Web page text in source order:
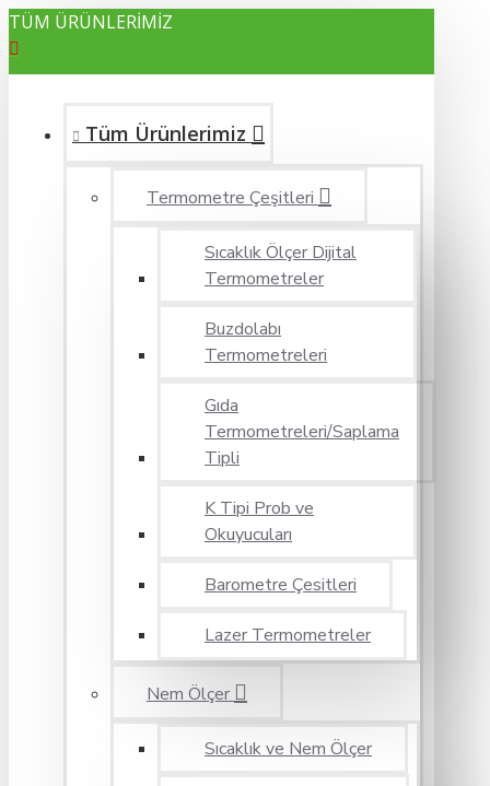
TÜM ÜRÜNLERİMİZ
Tüm Ürünlerimiz
Termometre Çeşitleri
Sıcaklık Ölçer Dijital
Termometreler
Buzdolabı
Termometreleri
Gıda
Termometreleri/Saplama
Tipli
K Tipi Prob ve
Okuyucuları
Barometre Çesitleri
Lazer Termometreler
Nem Ölçer
Sıcaklık ve Nem Ölçer